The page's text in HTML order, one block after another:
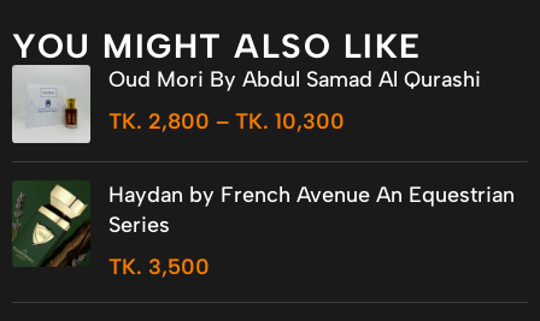
YOU MIGHT ALSO LIKE
Oud Mori By Abdul Samad Al Qurashi
TK. 2,800 – TK. 10,300
Haydan by French Avenue An Equestrian
Series
TK. 3,500